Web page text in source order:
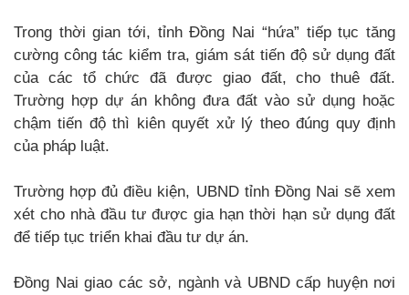
Trong thời gian tới, tỉnh Đồng Nai “hứa” tiếp tục tăng
cường công tác kiểm tra, giám sát tiến độ sử dụng đất
của các tổ chức đã được giao đất, cho thuê đất.
Trường hợp dự án không đưa đất vào sử dụng hoặc
chậm tiến độ thì kiên quyết xử lý theo đúng quy định
của pháp luật.
Trường hợp đủ điều kiện, UBND tỉnh Đồng Nai sẽ xem
xét cho nhà đầu tư được gia hạn thời hạn sử dụng đất
để tiếp tục triển khai đầu tư dự án.
Đồng Nai giao các sở, ngành và UBND cấp huyện nơi